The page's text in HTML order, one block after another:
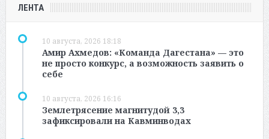
ЛЕНТА
10 августа, 2026 18:18
Амир Ахмедов: «Команда Дагестана» — это
не просто конкурс, а возможность заявить о
себе
10 августа, 2026 16:16
Землетрясение магнитудой 3,3
зафиксировали на Кавминводах